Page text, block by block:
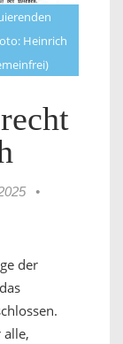
Heinrich
•
der